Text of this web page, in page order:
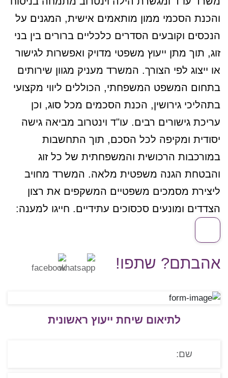
והכנת הסכמי ממון מותאמים אישית, המגנים על
הנכסים וקובעים הסדרים כלכליים ברורים בין בני
זוג, תוך מתן ייעוץ משפטי מדויק ואפשרות לגישור
או ייצוג לפי הצורך. המשרד מעניק מגוון שירותים
בתחום המשפט המשפחתי, הכוללים ליווי מקצועי
בתהליכי גירושין, הכנת הסכמים מכל סוג, וכן
עריכת גישורים רבים. עו"ד וינטרוב מביאה גישה
יסודית ומקיפה לכל הסכם, תוך התחשבות
במורכבות הרכושית והמשפחתית של כל זוג
והבטחת הגנה משפטית מלאה. המשרד מחויב
ליצירת מסמכים משפטיים המשקפים את רצון
הצדדים ומונעים סכסוכים עתידיים. חייגו למענה:
אהבתם? שתפו!
לתיאום שיחת ייעוץ ראשונית